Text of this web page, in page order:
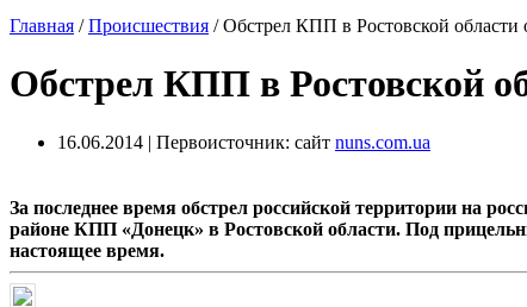
Главная /Происшествия /Обстрел КПП в Ростовской
Обстрел КПП в Ростовской
16.06.2014 | Первоисточник: сайт nuns.com.ua
За последнее время обстрел российской территории на
районе КПП «Донецк» в Ростовской области. Под
настоящее время.